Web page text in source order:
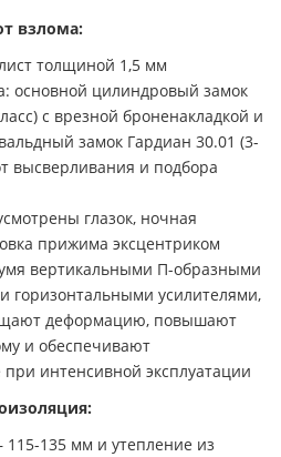
взлома:
толщиной 1,5 мм
основной цилиндровый замок
с врезной броненакладкой и
замок Гардиан 30.01 (3-
высверливания и подбора
глазок, ночная
прижима эксцентриком
вертикальными П-образными
горизонтальными усилителями,
деформацию, повышают
и обеспечивают
при интенсивной эксплуатации
135 мм и утепление из